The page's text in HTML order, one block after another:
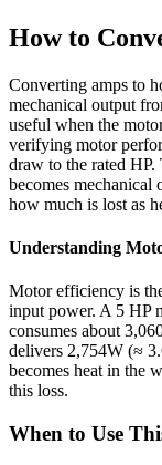
How to
Converting amps to
mechanical output
useful when the
verifying motor
draw to the rated
becomes
how much is lost as
Understanding
Motor efficiency is
input power. A 5 HP
consumes about
delivers 2,754W (≈
becomes heat in the
this loss.
When to Use